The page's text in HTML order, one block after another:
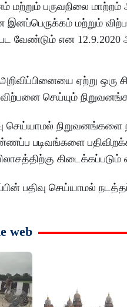
மற்றும் பருவநிலை
இனப்பெருக்கம் மற்றும்
வேண்டும் என 12.9.2020
ஏற்று ஒரு
செய்யும்
செய்யாமல் நிறுவனங்களை
படிவங்களை
பதிவு செய்யாமல்
web